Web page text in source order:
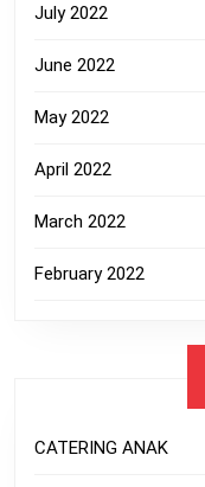
July 2022
June 2022
May 2022
April 2022
March 2022
February 2022
CATERING ANAK